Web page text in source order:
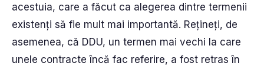
acestuia, care a făcut ca alegerea dintre termenii
existenți să fie mult mai importantă. Rețineți, de
asemenea, că DDU, un termen mai vechi la care
unele contracte încă fac referire, a fost retras în